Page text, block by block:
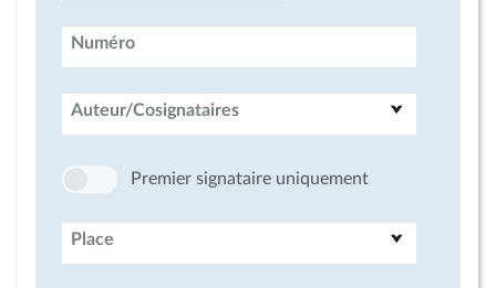
Numéro
Auteur/Cosignataires
Premier signataire uniquement
Place